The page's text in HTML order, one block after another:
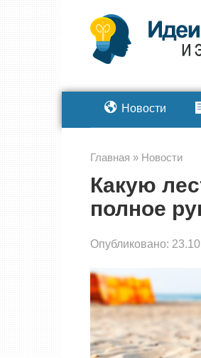
Новости
Главная » Новости
Какую
полное
Опубликовано: